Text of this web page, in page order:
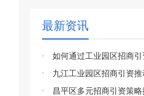
最新资讯
如何通过工业园区招商
九江工业园区招商引资
昌平区多元招商引资策